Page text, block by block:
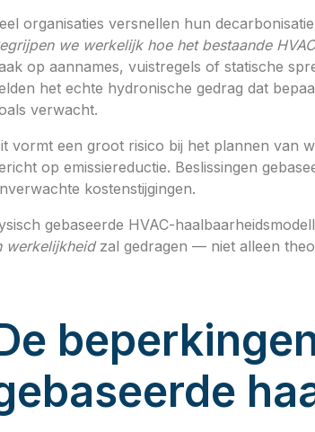
organisaties versnellen hun
we werkelijk hoe het bestaande
op aannames, vuistregels of statische
het echte hydronische gedrag dat
verwacht.
vormt een groot risico bij het plannen van
op emissiereductie. Beslissingen
kostenstijgingen.
gebaseerde HVAC-
werkelijkheidzal gedragen — niet alleen